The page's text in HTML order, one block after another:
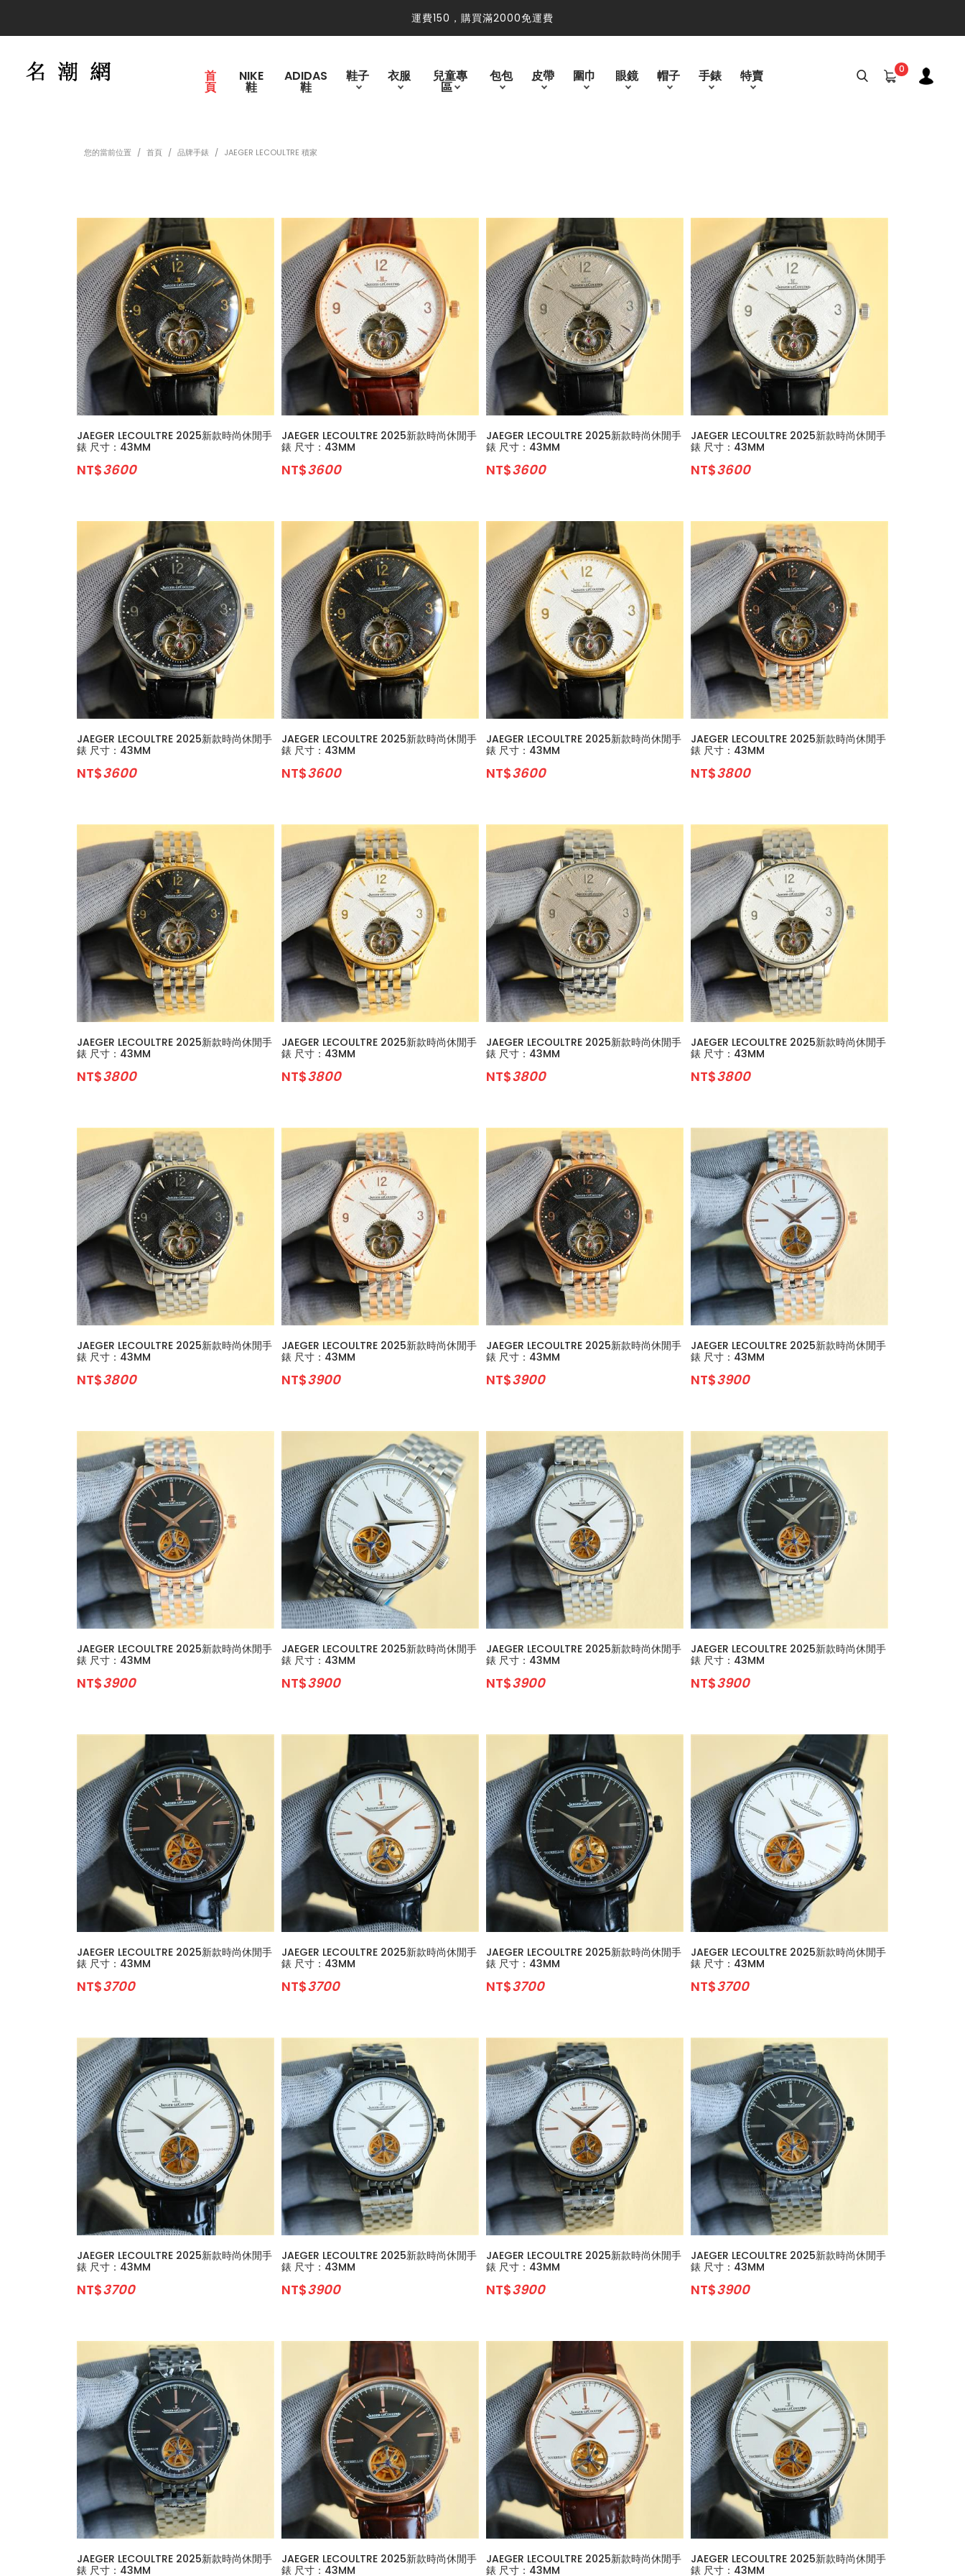
運費150，購買滿2000免運費
首
頁
NIKE
鞋
ADIDAS
鞋
鞋子 衣服 兒童專
區
包包 皮帶 圍巾 眼鏡 帽子 手錶 特賣 0
您的當前位置 首頁 品牌手錶 JAEGER LECOULTRE 積家
JAEGER LECOULTRE 2025新款時尚休閒手
錶 尺寸：43MM
NT$3600
JAEGER LECOULTRE 2025新款時尚休閒手
錶 尺寸：43MM
NT$3600
JAEGER LECOULTRE 2025新款時尚休閒手
錶 尺寸：43MM
NT$3600
JAEGER LECOULTRE 2025新款時尚休閒手
錶 尺寸：43MM
NT$3600
JAEGER LECOULTRE 2025新款時尚休閒手
錶 尺寸：43MM
NT$3600
JAEGER LECOULTRE 2025新款時尚休閒手
錶 尺寸：43MM
NT$3600
JAEGER LECOULTRE 2025新款時尚休閒手
錶 尺寸：43MM
NT$3600
JAEGER LECOULTRE 2025新款時尚休閒手
錶 尺寸：43MM
NT$3800
JAEGER LECOULTRE 2025新款時尚休閒手
錶 尺寸：43MM
NT$3800
JAEGER LECOULTRE 2025新款時尚休閒手
錶 尺寸：43MM
NT$3800
JAEGER LECOULTRE 2025新款時尚休閒手
錶 尺寸：43MM
NT$3800
JAEGER LECOULTRE 2025新款時尚休閒手
錶 尺寸：43MM
NT$3800
JAEGER LECOULTRE 2025新款時尚休閒手
錶 尺寸：43MM
NT$3800
JAEGER LECOULTRE 2025新款時尚休閒手
錶 尺寸：43MM
NT$3900
JAEGER LECOULTRE 2025新款時尚休閒手
錶 尺寸：43MM
NT$3900
JAEGER LECOULTRE 2025新款時尚休閒手
錶 尺寸：43MM
NT$3900
JAEGER LECOULTRE 2025新款時尚休閒手
錶 尺寸：43MM
NT$3900
JAEGER LECOULTRE 2025新款時尚休閒手
錶 尺寸：43MM
NT$3900
JAEGER LECOULTRE 2025新款時尚休閒手
錶 尺寸：43MM
NT$3900
JAEGER LECOULTRE 2025新款時尚休閒手
錶 尺寸：43MM
NT$3900
JAEGER LECOULTRE 2025新款時尚休閒手
錶 尺寸：43MM
NT$3700
JAEGER LECOULTRE 2025新款時尚休閒手
錶 尺寸：43MM
NT$3700
JAEGER LECOULTRE 2025新款時尚休閒手
錶 尺寸：43MM
NT$3700
JAEGER LECOULTRE 2025新款時尚休閒手
錶 尺寸：43MM
NT$3700
JAEGER LECOULTRE 2025新款時尚休閒手
錶 尺寸：43MM
NT$3700
JAEGER LECOULTRE 2025新款時尚休閒手
錶 尺寸：43MM
NT$3900
JAEGER LECOULTRE 2025新款時尚休閒手
錶 尺寸：43MM
NT$3900
JAEGER LECOULTRE 2025新款時尚休閒手
錶 尺寸：43MM
NT$3900
JAEGER LECOULTRE 2025新款時尚休閒手
錶 尺寸：43MM
JAEGER LECOULTRE 2025新款時尚休閒手
錶 尺寸：43MM
JAEGER LECOULTRE 2025新款時尚休閒手
錶 尺寸：43MM
JAEGER LECOULTRE 2025新款時尚休閒手
錶 尺寸：43MM